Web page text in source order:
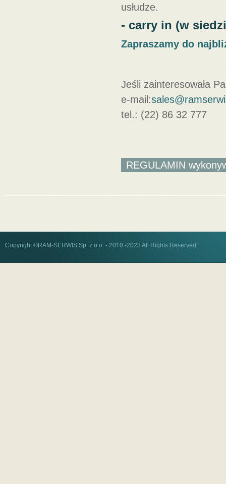
usłudze.
- carry in (w
Zapraszamy do
Jeśli zainteresowała
e-mail:
tel.: (22) 86 32 777
REGULAMIN
Copyright ©RAM-SERWIS Sp. z o.o. - 2010 -2023 All Rights Reserved.